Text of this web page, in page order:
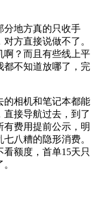
分地方真的只收手
方直接说做不了。
啊？而且有些线上平
都不知道放哪了，完
的相机和笔记本都能
直接导航过去，到了
有费用提前公示，明
八糟的隐形消费。
额度，首单15天只